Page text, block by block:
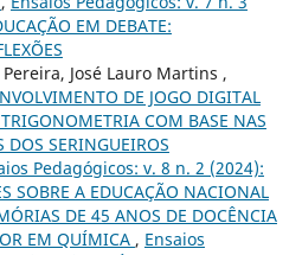
EM DEBATE:
José Lauro Martins ,
DE JOGO DIGITAL
COM BASE NAS
SERINGUEIROS
Pedagógicos: v. 8 n. 2 (2024):
SOBRE A EDUCAÇÃO NACIONAL
DE 45 ANOS DE DOCÊNCIA
EM QUÍMICA , Ensaios